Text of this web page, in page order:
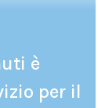
è
per il